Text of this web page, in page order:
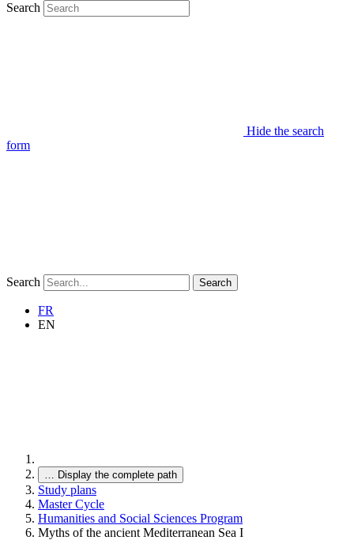
Search
Hide the search
form
Search Search
FR
EN
… Display the complete path
Study plans
Master Cycle
Humanities and Social Sciences Program
Myths of the ancient Mediterranean Sea I